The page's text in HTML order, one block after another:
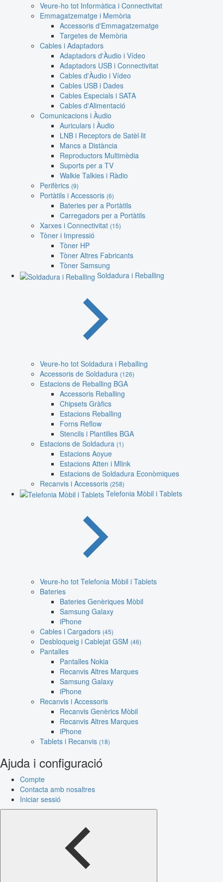
Veure-ho tot Informàtica i Connectivitat
Emmagatzematge i Memòria
Accessoris d'Emmagatzematge
Targetes de Memòria
Cables i Adaptadors
Adaptadors d'Àudio i Vídeo
Adaptadors USB i Connectivitat
Cables d'Àudio i Vídeo
Cables USB i Dades
Cables Especials i SATA
Cables d'Alimentació
Comunicacions i Àudio
Auriculars i Àudio
LNB i Receptors de Satèl·lit
Mancs a Distància
Reproductors Multimèdia
Suports per a TV
Walkie Talkies i Ràdio
Perifèrics (9)
Portàtils i Accessoris (6)
Bateries per a Portàtils
Carregadors per a Portàtils
Xarxes i Connectivitat (15)
Tòner i Impressió
Tòner HP
Tòner Altres Fabricants
Tòner Samsung
Soldadura i Reballing
Veure-ho tot Soldadura i Reballing
Accessoris de Soldadura (126)
Estacions de Reballing BGA
Accessoris Reballing
Chipsets Gràfics
Estacions Reballing
Forns Reflow
Stencils i Plantilles BGA
Estacions de Soldadura (1)
Estacions Aoyue
Estacions Atten i Mlink
Estacions de Soldadura Econòmiques
Recanvis i Accessoris (258)
Telefonia Mòbil i Tablets
Veure-ho tot Telefonia Mòbil i Tablets
Bateries
Bateries Genèriques Mòbil
Samsung Galaxy
iPhone
Cables i Cargadors (45)
Desbloqueig i Cablejat GSM (46)
Pantalles
Pantalles Nokia
Recanvis Altres Marques
Samsung Galaxy
iPhone
Recanvis i Accessoris
Recanvis Genèrics Mòbil
Recanvis Altres Marques
iPhone
Tablets i Recanvis (18)
Ajuda i configuració
Compte
Contacta amb nosaltres
Iniciar sessió